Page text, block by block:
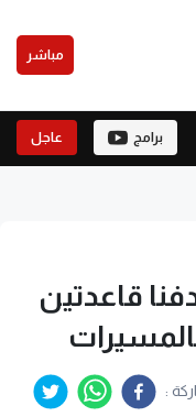
مباشر
برامج عاجل
قاعدتين
: